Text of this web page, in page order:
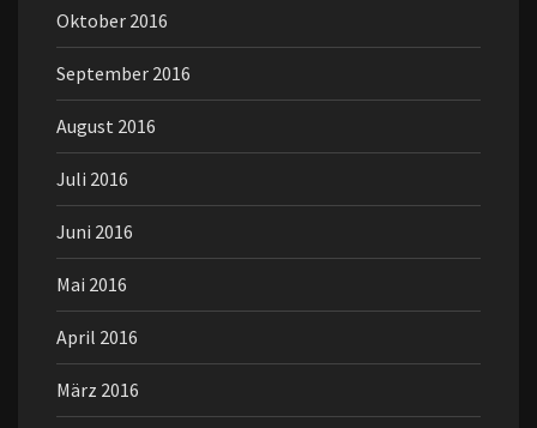
Oktober 2016
September 2016
August 2016
Juli 2016
Juni 2016
Mai 2016
April 2016
März 2016